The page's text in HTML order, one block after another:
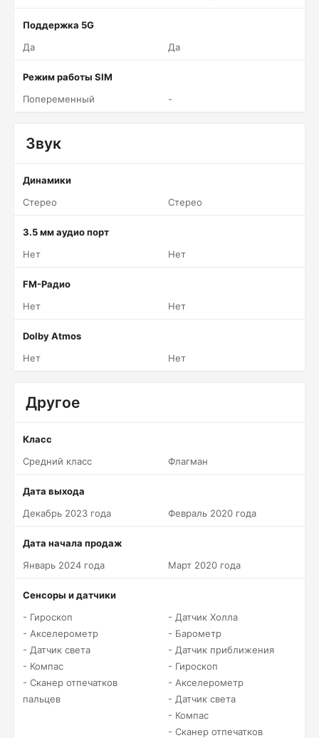
Поддержка 5G
Да
Да
Режим работы SIM
Попеременный
-
Звук
Динамики
Стерео
Стерео
3.5 мм аудио порт
Нет
Нет
FM-Радио
Нет
Нет
Dolby Atmos
Нет
Нет
Другое
Класс
Средний класс
Флагман
Дата выхода
Декабрь 2023 года
Февраль 2020 года
Дата начала продаж
Январь 2024 года
Март 2020 года
Сенсоры и датчики
- Гироскоп
- Акселерометр
- Датчик света
- Компас
- Сканер отпечатков
пальцев
- Датчик Холла
- Барометр
- Датчик приближения
- Гироскоп
- Акселерометр
- Датчик света
- Компас
- Сканер отпечатков